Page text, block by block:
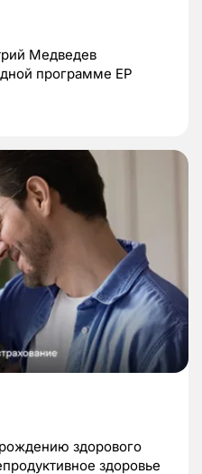
Медведев
программе ЕР
здорового
здоровье